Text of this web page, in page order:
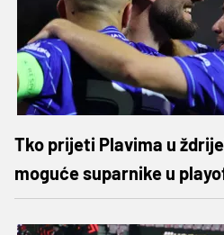
Tko prijeti Plavima u
moguće suparnike u